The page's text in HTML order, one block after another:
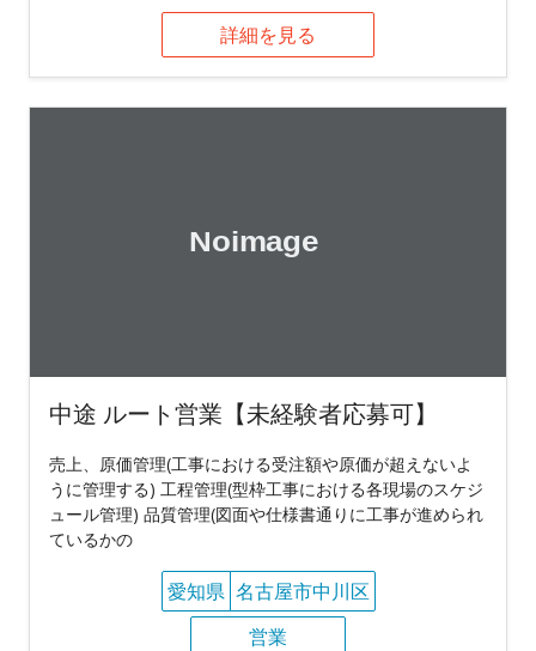
詳細を見る
中途 ルート営業【未経験者応募可】
売上、原価管理(工事における受注額や原価が超えないよ
うに管理する) 工程管理(型枠工事における各現場のスケジ
ュール管理) 品質管理(図面や仕様書通りに工事が進められ
ているかの
愛知県 名古屋市中川区
営業